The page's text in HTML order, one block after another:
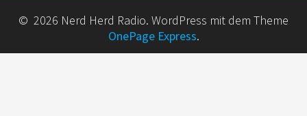
© 2026 Nerd Herd Radio. WordPress mit dem Theme
OnePage Express.